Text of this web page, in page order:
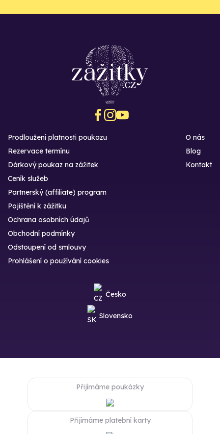
Prodloužení platnosti poukazu
Rezervace termínu
Dárkový poukaz na zážitek
O nás
Blog
Kontakt
Ceník služeb
Partnerský (affiliate) program
Pojištění k zážitku
Ochrana osobních údajů
Obchodní podmínky
Odstoupení od smlouvy
Prohlášení o používání cookies
Česko
Slovensko
Přijímáme poukázky
Přijímáme platební karty